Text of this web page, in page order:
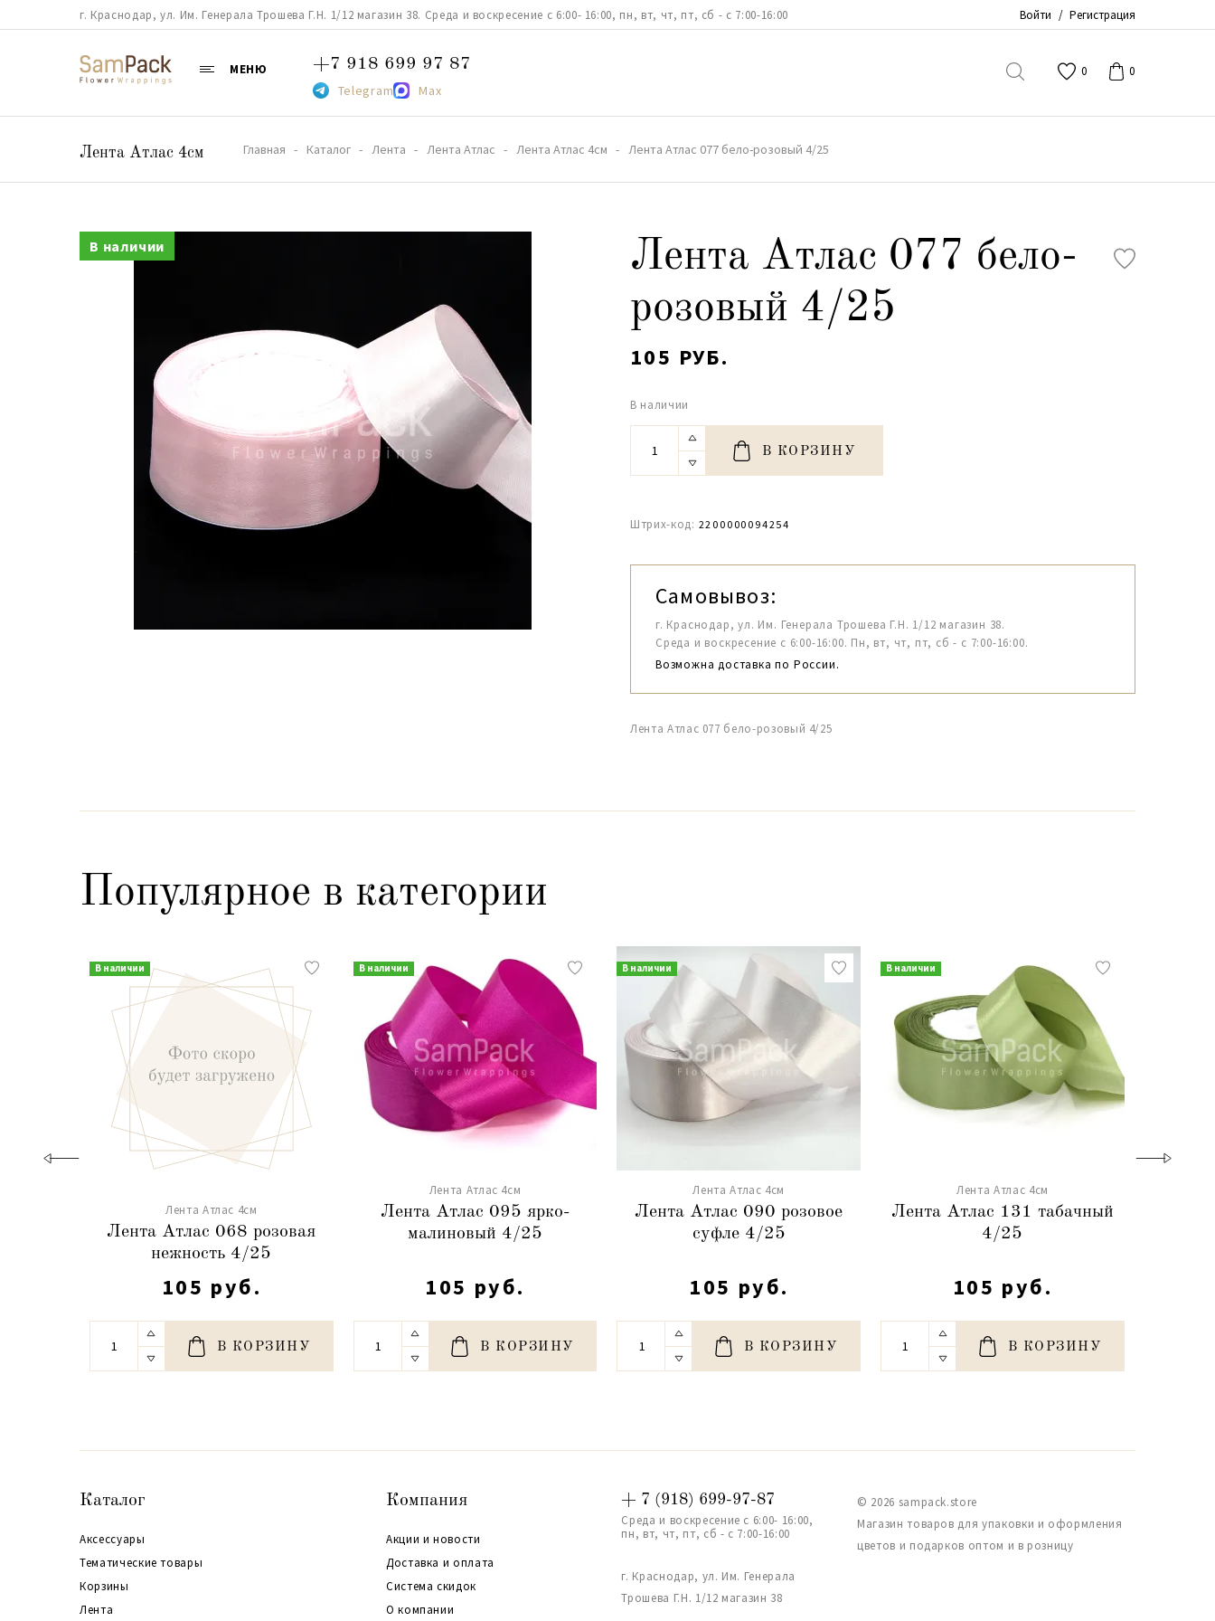
г. Краснодар, ул. Им. Генерала Трошева Г.Н. 1/12 магазин 38. Среда и воскресение с 6:00- 16:00, пн, вт, чт, пт, сб - с 7:00-16:00 Войти / Регистрация
МЕНЮ +7 918 699 97 87
Telegram Max
0 0
Лента Атлас 4см Главная Каталог Лента Лента Атлас Лента Атлас 4см Лента Атлас 077 бело-розовый 4/25
В наличии
Лента Атлас 077 бело-
розовый 4/25
105 РУБ.
В наличии
В КОРЗИНУ
Штрих-код: 2200000094254
Самовывоз:
г. Краснодар, ул. Им. Генерала Трошева Г.Н. 1/12 магазин 38.
Среда и воскресение с 6:00-16:00. Пн, вт, чт, пт, сб - с 7:00-16:00.
Возможна доставка по России.
Лента Атлас 077 бело-розовый 4/25
Популярное в категории
В наличии
Лента Атлас 4см
Лента Атлас 068 розовая
нежность 4/25
105 руб.
В КОРЗИНУ
В наличии
Лента Атлас 4см
Лента Атлас 095 ярко-
малиновый 4/25
105 руб.
В КОРЗИНУ
В наличии
Лента Атлас 4см
Лента Атлас 090 розовое
суфле 4/25
105 руб.
В КОРЗИНУ
В наличии
Лента Атлас 4см
Лента Атлас 131 табачный
4/25
105 руб.
В КОРЗИНУ
Каталог
Аксессуары
Тематические товары
Корзины
Лента
Компания
Акции и новости
Доставка и оплата
Система скидок
О компании
+ 7 (918) 699-97-87
Среда и воскресение с 6:00- 16:00,
пн, вт, чт, пт, сб - с 7:00-16:00
г. Краснодар, ул. Им. Генерала
Трошева Г.Н. 1/12 магазин 38
© 2026 sampack.store
Магазин товаров для упаковки и оформления
цветов и подарков оптом и в розницу